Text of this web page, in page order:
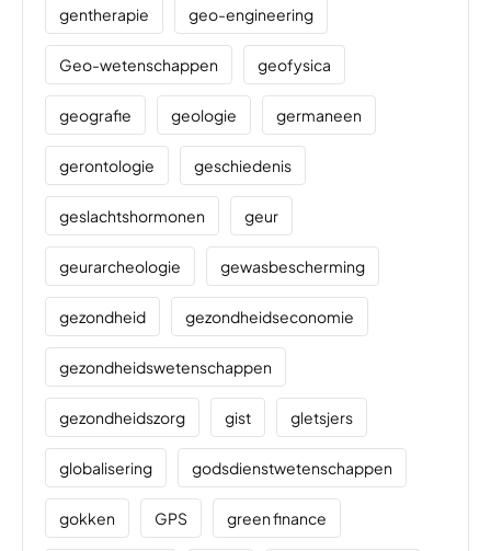
gentherapie geo-engineering
Geo-wetenschappen geofysica
geografie geologie germaneen
gerontologie geschiedenis
geslachtshormonen geur
geurarcheologie gewasbescherming
gezondheid gezondheidseconomie
gezondheidswetenschappen
gezondheidszorg gist gletsjers
globalisering godsdienstwetenschappen
gokken GPS green finance